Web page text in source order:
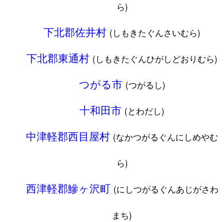
ら)
下北郡佐井村 (しもきたぐんさいむら)
下北郡東通村 (しもきたぐんひがしどおりむら)
つがる市 (つがるし)
十和田市 (とわだし)
中津軽郡西目屋村 (なかつがるぐんにしめやむ
ら)
西津軽郡鰺ヶ沢町 (にしつがるぐんあじがさわ
まち)